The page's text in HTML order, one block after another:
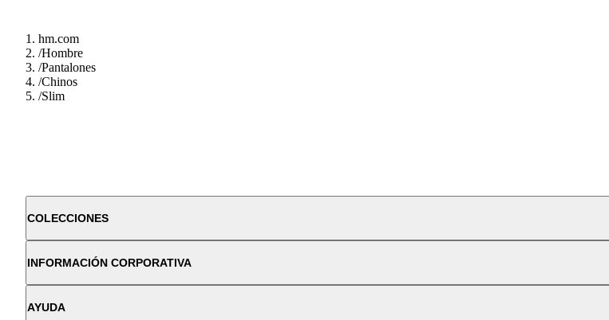
hm.com
/Hombre
/Pantalones
/Chinos
/Slim
COLECCIONES
INFORMACIÓN CORPORATIVA
AYUDA